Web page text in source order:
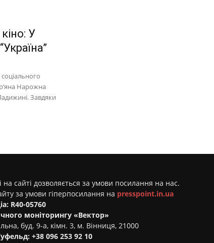
У
Нарожна
Завдяки
сайті дозволяється за умови посилання на нас.
за умови гіперпосилання на presspoint.in.ua
R40-05760
моніторингу «Вектор»
буд. 9-а, кімн. 3, м. Вінниця, 21000
+38 096 253 92 10